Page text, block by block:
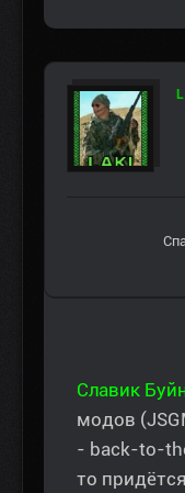
Славик
модов
- back-to-
то